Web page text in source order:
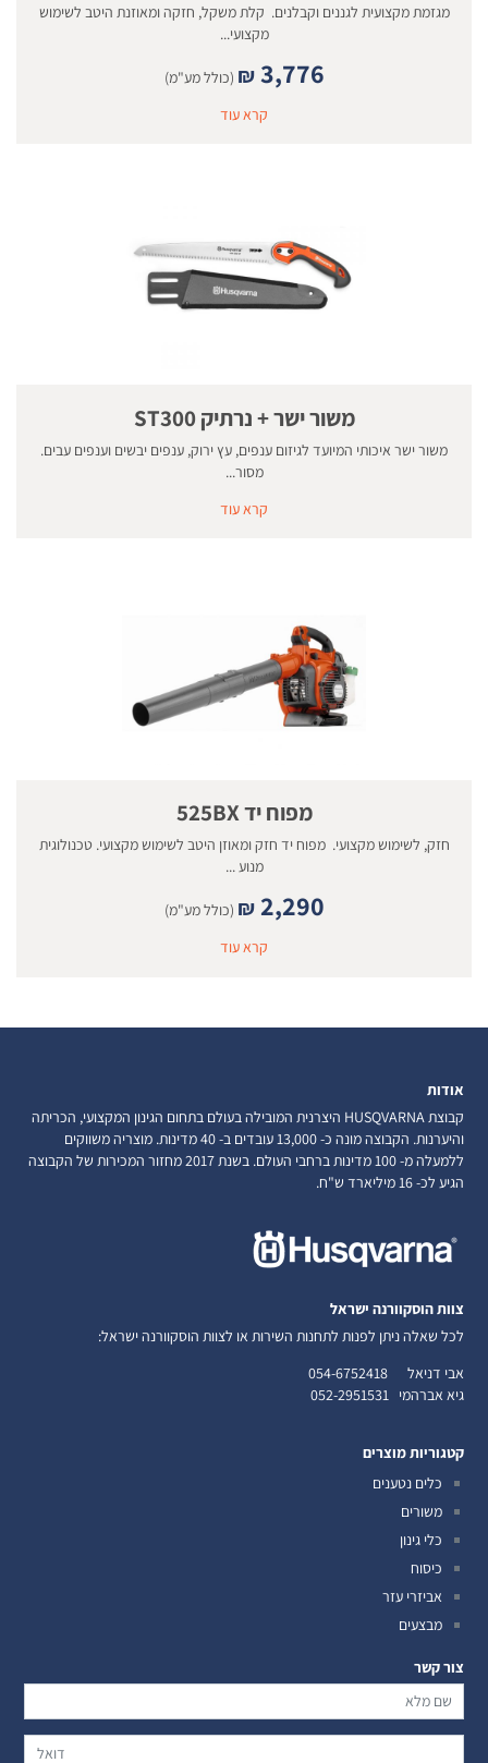
מגזמת מקצועית לגננים וקבלנים. קלת משקל, חזקה ומאוזנת היטב לשימוש
מקצועי...
₪ 3,776
(כולל מע"מ)
קרא עוד
משור ישר + נרתיק ST300
משור ישר איכותי המיועד לגיזום ענפים, עץ ירוק, ענפים יבשים וענפים עבים.
מסור...
קרא עוד
מפוח יד 525BX
חזק, לשימוש מקצועי. מפוח יד חזק ומאוזן היטב לשימוש מקצועי. טכנולוגית
מנוע ...
₪ 2,290
(כולל מע"מ)
קרא עוד
אודות
קבוצת HUSQVARNA היצרנית המובילה בעולם בתחום הגינון המקצועי, הכריתה
והיערנות. הקבוצה מונה כ- 13,000 עובדים ב- 40 מדינות. מוצריה משווקים
ללמעלה מ- 100 מדינות ברחבי העולם. בשנת 2017 מחזור המכירות של הקבוצה
הגיע לכ- 16 מיליארד ש"ח.
צוות הוסקוורנה ישראל
לכל שאלה ניתן לפנות לתחנות השירות או לצוות הוסקוורנה ישראל:
אבי דניאל 054-6752418
גיא אברהמי 052-2951531
קטגוריות מוצרים
כלים נטענים
משורים
כלי גינון
כיסוח
אביזרי עזר
מבצעים
צור קשר